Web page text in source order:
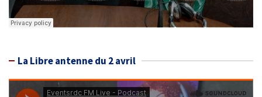
La Libre antenne du 2 avril